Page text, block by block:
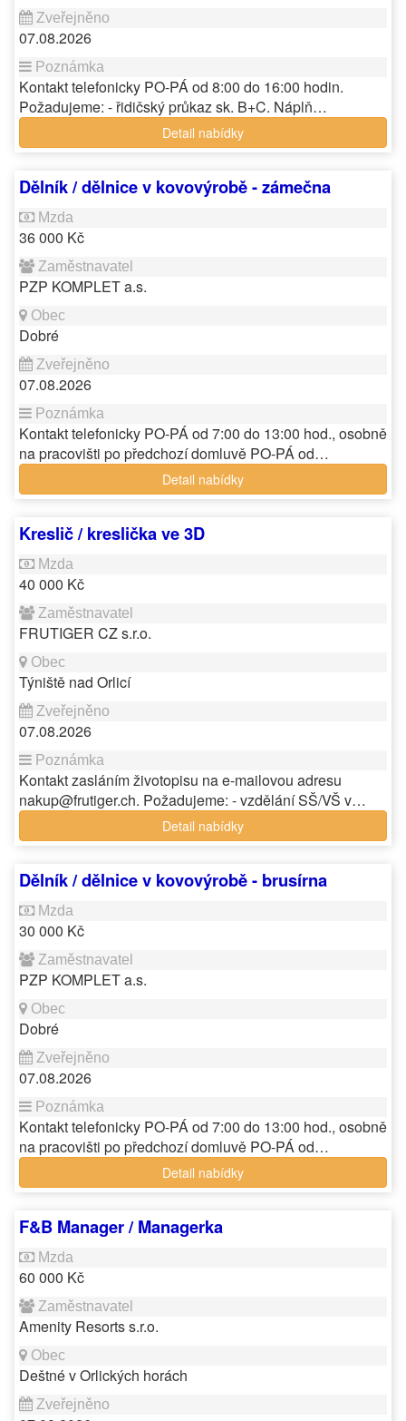
07.08.2026
Kontakt telefonicky PO-PÁ od 8:00 do 16:00 hodin.
Požadujeme: - řidičský průkaz sk. B+C. Náplň…
Detail nabídky
Dělník / dělnice v kovovýrobě - zámečna
36 000 Kč
PZP KOMPLET a.s.
Dobré
07.08.2026
Kontakt telefonicky PO-PÁ od 7:00 do 13:00 hod., osobně
na pracovišti po předchozí domluvě PO-PÁ od…
Detail nabídky
Kreslič / kreslička ve 3D
40 000 Kč
FRUTIGER CZ s.r.o.
Týniště nad Orlicí
07.08.2026
Kontakt zasláním životopisu na e-mailovou adresu
nakup@frutiger.ch. Požadujeme: - vzdělání SŠ/VŠ v…
Detail nabídky
Dělník / dělnice v kovovýrobě - brusírna
30 000 Kč
PZP KOMPLET a.s.
Dobré
07.08.2026
Kontakt telefonicky PO-PÁ od 7:00 do 13:00 hod., osobně
na pracovišti po předchozí domluvě PO-PÁ od…
Detail nabídky
F&B Manager / Managerka
60 000 Kč
Amenity Resorts s.r.o.
Deštné v Orlických horách